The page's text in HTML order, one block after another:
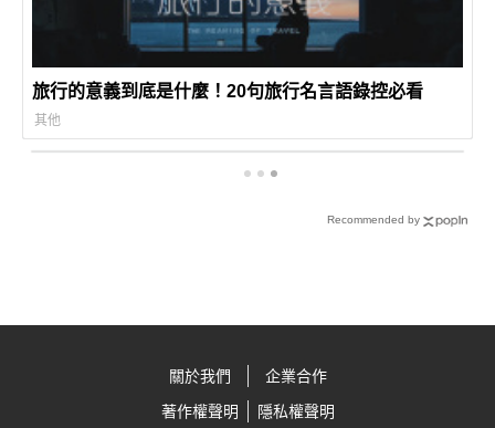
旅行的意義到底是什麼！20句旅行名言語錄控必看
其他
Recommended by
關於我們
企業合作
著作權聲明
隱私權聲明